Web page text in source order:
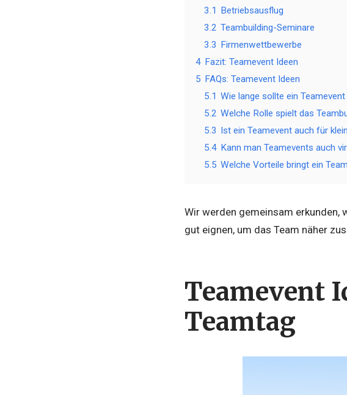
3.1 Betriebsausflug
3.2 Teambuilding-Seminare
3.3 Firmenwettbewerbe
4 Fazit: Teamevent Ideen
5 FAQs: Teamevent Ideen
5.1 Wie lange sollte ein Teamevent
5.2 Welche Rolle spielt das
5.3 Ist ein Teamevent auch für
5.4 Kann man Teamevents auch
5.5 Welche Vorteile bringt ein
Wir werden gemeinsam erkunden,
gut eignen, um das Team näher
Teamevent
Teamtag